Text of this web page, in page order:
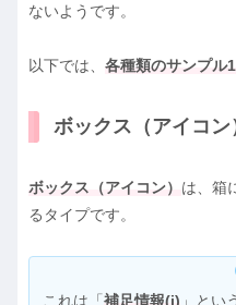
ないようです。
以下では、 各種類のサンプル
ボックス（アイコン
ボックス（アイコン） は、箱
るタイプです。
これは「 補足情報(i) 」とい